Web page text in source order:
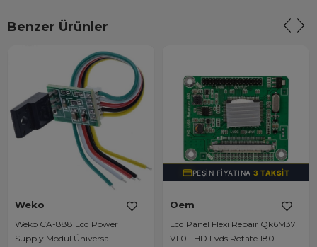
Benzer Ürünler
Weko
Weko CA-888 Lcd Power
Supply Modül Üniversal
PEŞIN FIYATINA3 TAKSIT
Oem
Lcd Panel Flexi Repair Qk6M37
V1.0 FHD Lvds Rotate 180